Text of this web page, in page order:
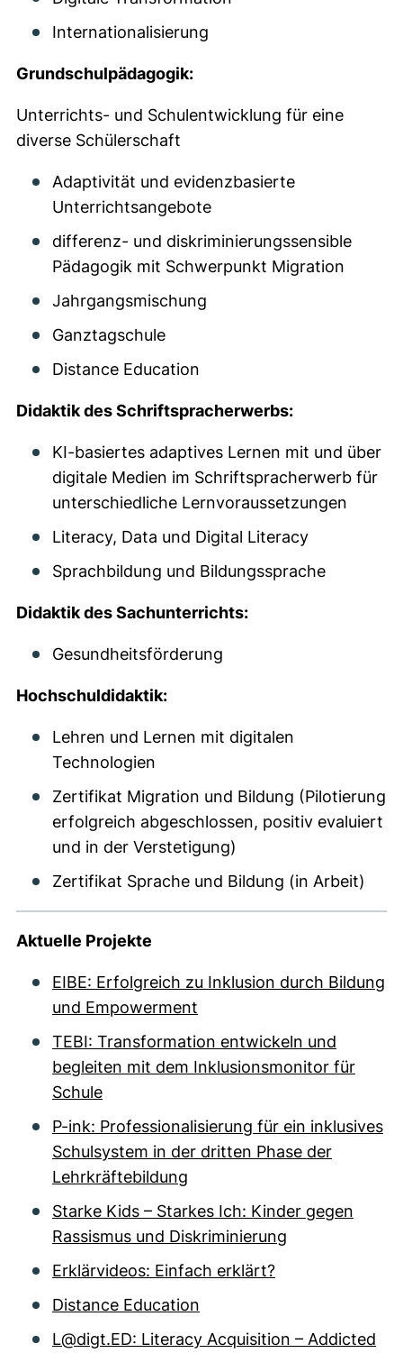
Internationalisierung
Grundschulpädagogik:
Unterrichts- und Schulentwicklung für eine
diverse Schülerschaft
Adaptivität und evidenzbasierte
Unterrichtsangebote
differenz- und diskriminierungssensible
Pädagogik mit Schwerpunkt Migration
Jahrgangsmischung
Ganztagschule
Distance Education
Didaktik des Schriftspracherwerbs:
KI-basiertes adaptives Lernen mit und über
digitale Medien im Schriftspracherwerb für
unterschiedliche Lernvoraussetzungen
Literacy, Data und Digital Literacy
Sprachbildung und Bildungssprache
Didaktik des Sachunterrichts:
Gesundheitsförderung
Hochschuldidaktik:
Lehren und Lernen mit digitalen
Technologien
Zertifikat Migration und Bildung (Pilotierung
erfolgreich abgeschlossen, positiv evaluiert
und in der Verstetigung)
Zertifikat Sprache und Bildung (in Arbeit)
Aktuelle Projekte
EIBE: Erfolgreich zu Inklusion durch Bildung
und Empowerment
TEBI: Transformation entwickeln und
begleiten mit dem Inklusionsmonitor für
Schule
P-ink: Professionalisierung für ein inklusives
Schulsystem in der dritten Phase der
Lehrkräftebildung
Starke Kids – Starkes Ich: Kinder gegen
Rassismus und Diskriminierung
Erklärvideos: Einfach erklärt?
Distance Education
L@digt.ED: Literacy Acquisition – Addicted